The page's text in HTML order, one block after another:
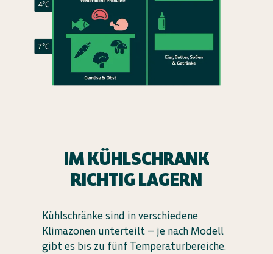
IM KÜHLSCHRANK
RICHTIG LAGERN
Kühlschränke sind in verschiedene
Klimazonen unterteilt – je nach Modell
gibt es bis zu fünf Temperaturbereiche.